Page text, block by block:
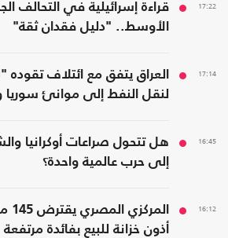
17:22
قراءة إسرائيلية في التحالف
الأوسط.. "دليل فقدان ثقة"
17:14
العراق يتفق مع ائتلاف
لنقل النفط إلى موانئ سوريا
16:45
هل تتحول صراعات أوكرانيا
إلى حرب عالمية واحدة؟
16:12
أذون خزانة للبيع بفائدة مرتفعة